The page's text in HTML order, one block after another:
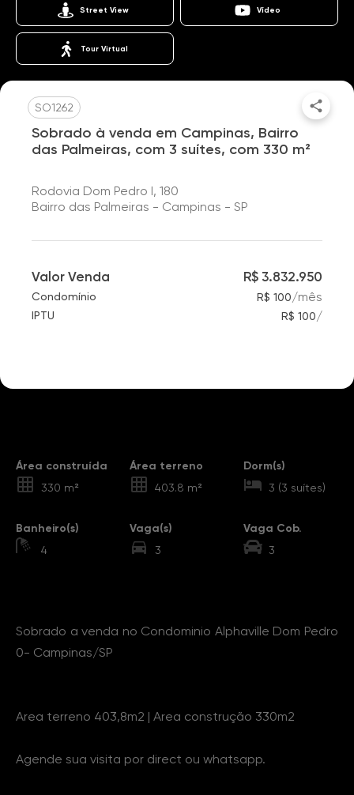
Street View Vídeo
Tour Virtual
SO1262
Sobrado à venda em Campinas, Bairro
das Palmeiras, com 3 suítes, com 330 m²
Rodovia Dom Pedro I, 180
Bairro das Palmeiras - Campinas - SP
Valor Venda R$ 3.832.950
Condomínio R$ 100/mês
IPTU R$ 100/
Área construída
330 m²
Área terreno
403.8 m²
Dorm(s)
3 (3 suítes)
Banheiro(s)
4
Vaga(s)
3
Vaga Cob.
3
Sobrado a venda no Condominio Alphaville Dom Pedro
0- Campinas/SP
Area terreno 403,8m2 | Area construção 330m2
Agende sua visita por direct ou whatsapp.